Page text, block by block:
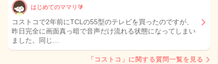
はじめてのママリ🔰
コストコで2年前にTCLの55型のテレビを買ったのですが、
昨日完全に画面真っ暗で音声だけ流れる状態になってしまい
ました。同じ…
「コストコ」に関する質問一覧を見る